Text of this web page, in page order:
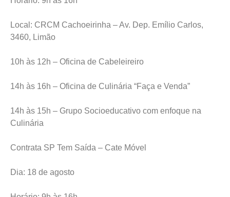
Local: CRCM Cachoeirinha – Av. Dep. Emílio Carlos,
3460, Limão
10h às 12h – Oficina de Cabeleireiro
14h às 16h – Oficina de Culinária “Faça e Venda”
14h às 15h – Grupo Socioeducativo com enfoque na
Culinária
Contrata SP Tem Saída – Cate Móvel
Dia: 18 de agosto